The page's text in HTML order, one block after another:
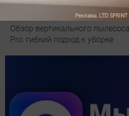
Обзор вертикального
Pro: гибкий подход к уборке